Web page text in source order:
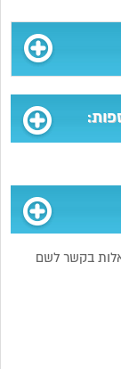
בקשר לשם